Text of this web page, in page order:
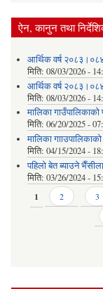
ऐन, कानुन तथा
आर्थिक वर्ष
मिति: 08/03/2026 -
आर्थिक वर्ष
मिति: 08/03/2026 -
मालिका गाउँपालिकाको
मिति: 06/20/2025 -
मालिका
मिति: 04/15/2024 -
पहिलो बेत ब्याउने
मिति: 03/26/2024 -
Pages
1 2 3